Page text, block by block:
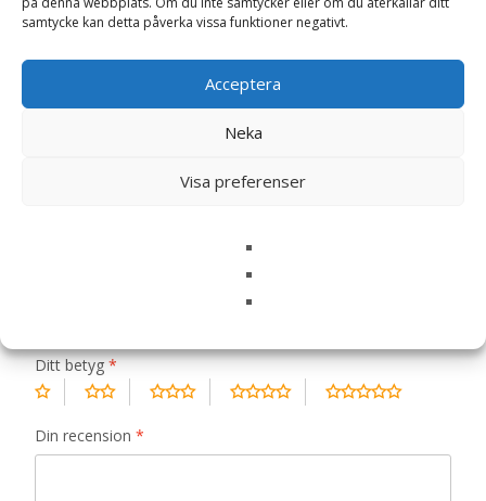
samtycke kan detta påverka vissa funktioner negativt.
Acceptera
Neka
Visa preferenser
Det finns inga recensioner än.
Bli först med att recensera ”Dog Puppy
Chicken Våtfoder – 6 x 400 g – Monster”
Din e-postadress kommer inte publiceras.
Ditt betyg*
Din recension *